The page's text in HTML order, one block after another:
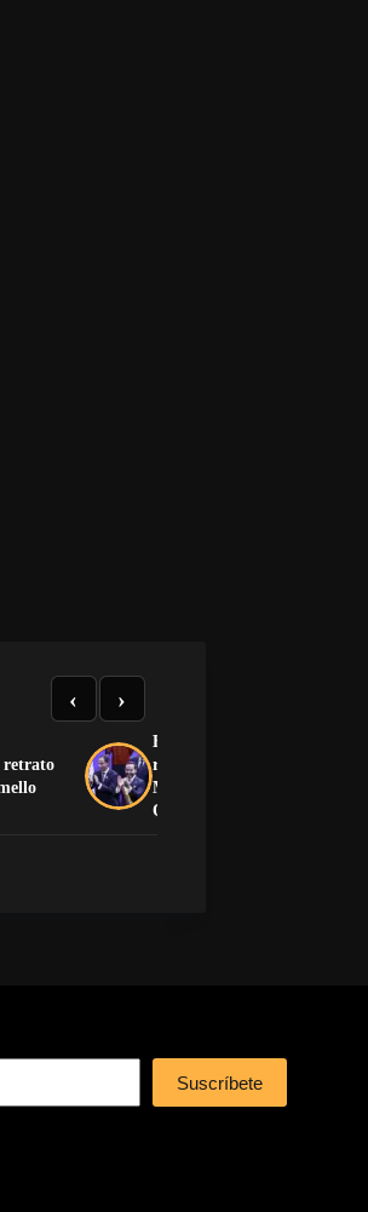
retrato
El nuevo Gobierno de
reconoce la soberanía de
Marruecos sobre el Sáhara
Occidental
‹ ›
Suscríbete